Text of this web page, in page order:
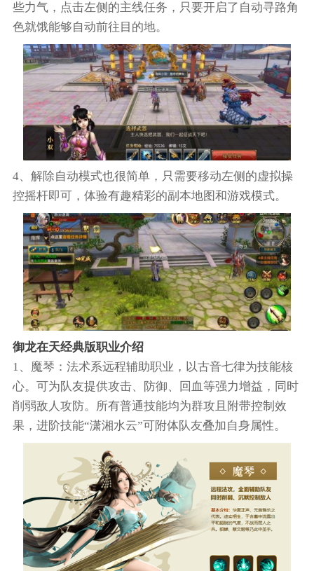
些力气，点击左侧的主线任务，只要开启了自动寻路角
色就饿能够自动前往目的地。
4、解除自动模式也很简单，只需要移动左侧的虚拟操
控摇杆即可，体验有趣精彩的副本地图和游戏模式。
御龙在天经典版职业介绍
1、魔琴：法术系远程辅助职业，以古音七律为技能核
心。可为队友提供攻击、防御、回血等强力增益，同时
削弱敌人攻防。所有普通技能均为群攻且附带控制效
果，进阶技能“潇湘水云”可附体队友叠加自身属性。